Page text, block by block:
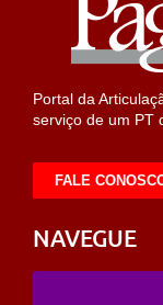
Portal da
serviço de um PT
FALE
NAVEGUE